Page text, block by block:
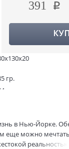
391
гр.
5-17-110683-6
в Нью-Йорке.
еще можно